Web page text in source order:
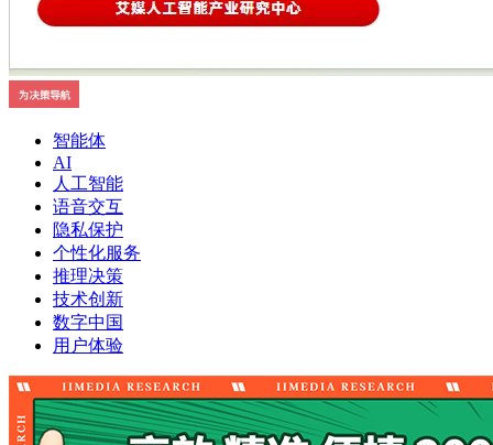
智能体
AI
人工智能
语音交互
隐私保护
个性化服务
推理决策
技术创新
数字中国
用户体验